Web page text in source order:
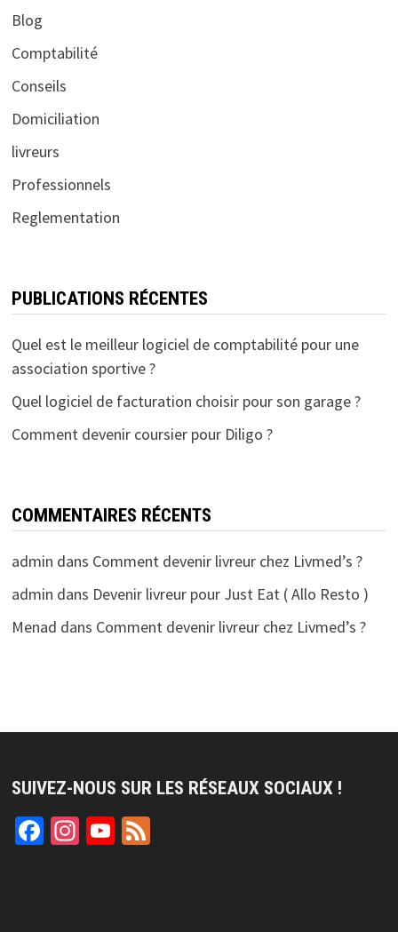
Blog
Comptabilité
Conseils
Domiciliation
livreurs
Professionnels
Reglementation
PUBLICATIONS RÉCENTES
Quel est le meilleur logiciel de comptabilité pour une
association sportive ?
Quel logiciel de facturation choisir pour son garage ?
Comment devenir coursier pour Diligo ?
COMMENTAIRES RÉCENTS
admin dans Comment devenir livreur chez Livmed’s ?
admin dans Devenir livreur pour Just Eat ( Allo Resto )
Menad dans Comment devenir livreur chez Livmed’s ?
SUIVEZ-NOUS SUR LES RÉSEAUX SOCIAUX !
Facebook
Instagram
YouTube
Feed